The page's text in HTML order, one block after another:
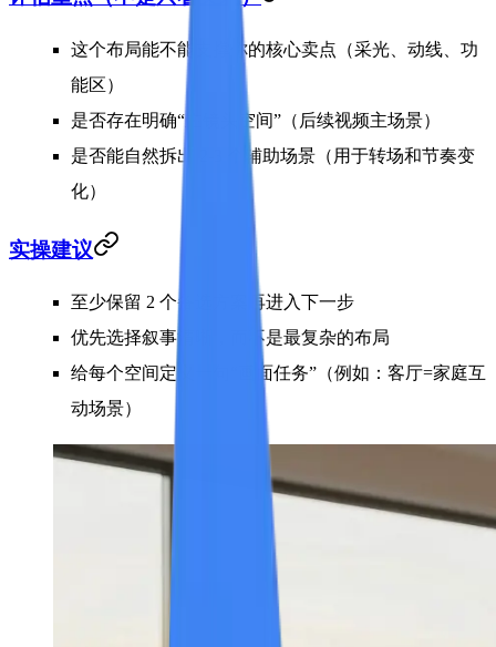
这个布局能不能支撑你的核心卖点（采光、动线、功
能区）
是否存在明确“主镜头空间”（后续视频主场景）
是否能自然拆出 2-3 个辅助场景（用于转场和节奏变
化）
实操建议
至少保留 2 个备选方案再进入下一步
优先选择叙事清晰，而不是最复杂的布局
给每个空间定义一句“画面任务”（例如：客厅=家庭互
动场景）